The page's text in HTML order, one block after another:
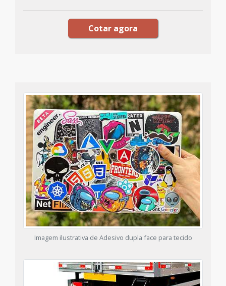
Cotar agora
Imagem ilustrativa de Adesivo dupla face para tecido